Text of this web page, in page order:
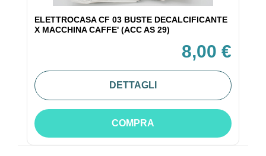
ELETTROCASA CF 03 BUSTE DECALCIFICANTE
X MACCHINA CAFFE' (ACC AS 29)
8,00 €
DETTAGLI
COMPRA